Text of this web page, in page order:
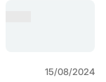
15/08/2024